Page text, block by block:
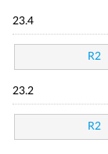
23.4
R2
23.2
R2